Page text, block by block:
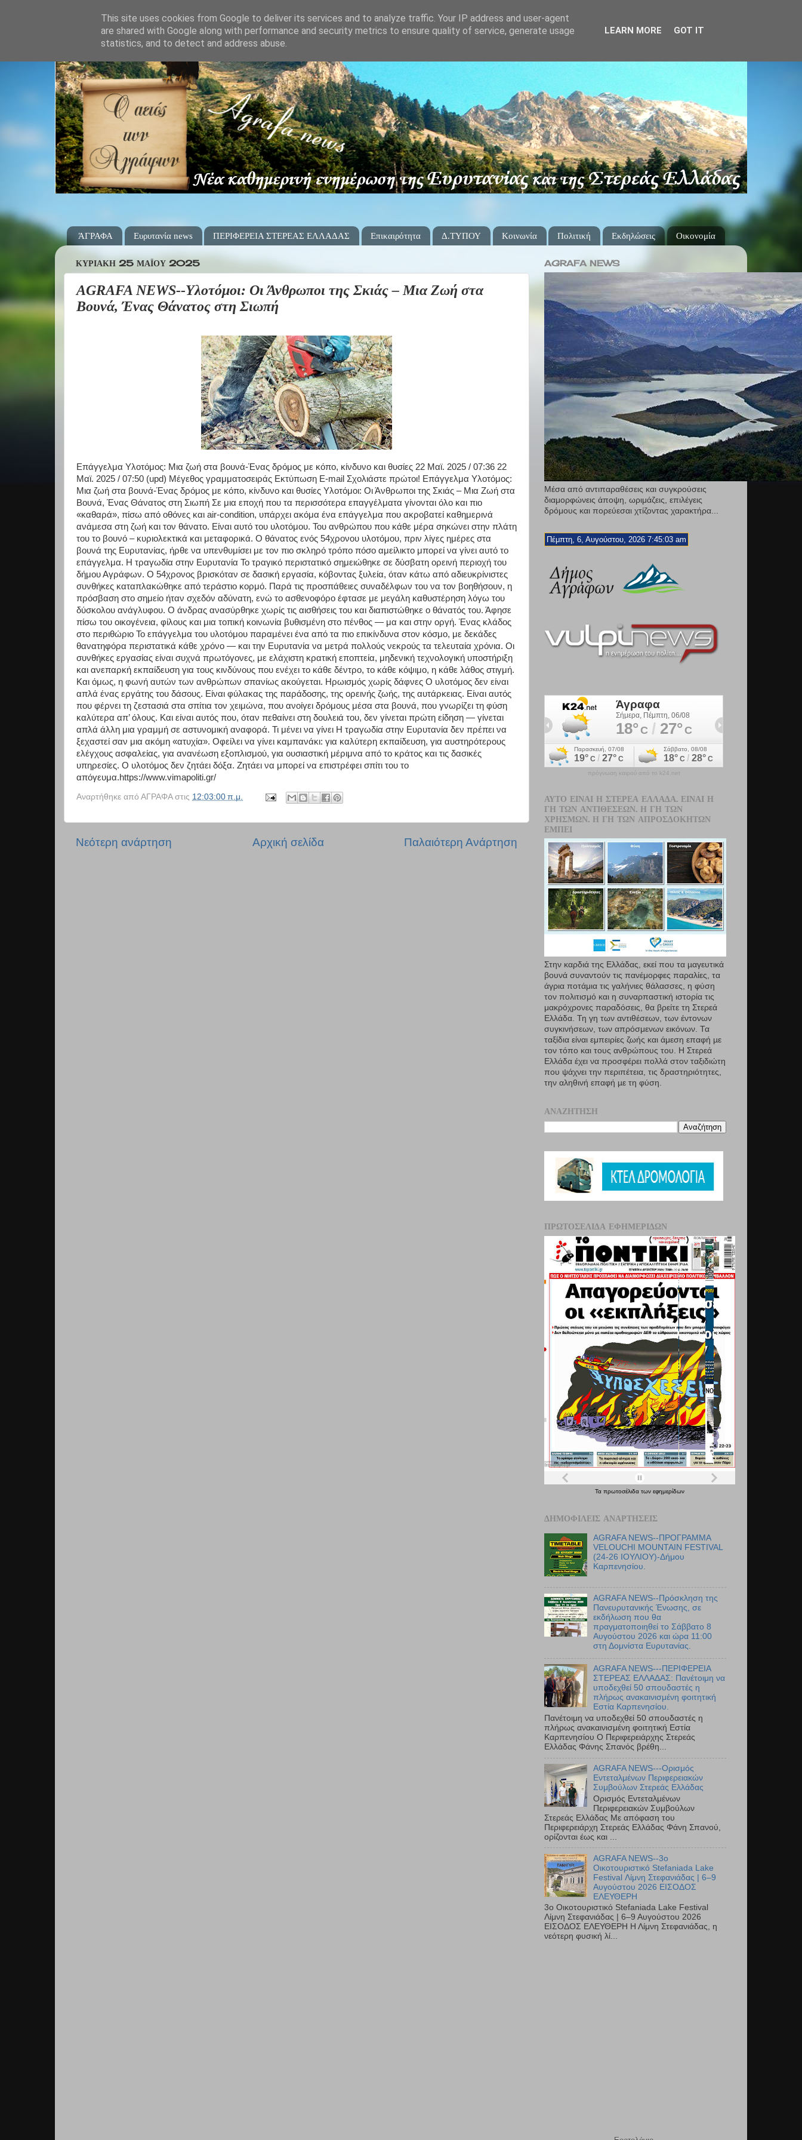
ΆΓΡΑΦΑ Ευρυτανία news ΠΕΡΙΦΕΡΕΙΑ ΣΤΕΡΕΑΣ ΕΛΛΑΔΑΣ Επικαιρότητα Δ.ΤΥΠΟΥ Κοινωνία Πολιτική Εκδηλώσεις Οικονομία
ΚΥΡΙΑΚΉ 25 ΜΑΪ́ΟΥ 2025
AGRAFA NEWS--Υλοτόμοι: Οι Άνθρωποι της Σκιάς – Μια Ζωή στα
Βουνά, Ένας Θάνατος στη Σιωπή
Επάγγελμα Υλοτόμος: Μια ζωή στα βουνά-Ένας δρόμος με κόπο, κίνδυνο και θυσίες 22 Μαϊ. 2025 / 07:36 22
Μαϊ. 2025 / 07:50 (upd) Μέγεθος γραμματοσειράς Εκτύπωση E-mail Σχολιάστε πρώτοι! Επάγγελμα Υλοτόμος:
Μια ζωή στα βουνά-Ένας δρόμος με κόπο, κίνδυνο και θυσίες Υλοτόμοι: Οι Άνθρωποι της Σκιάς – Μια Ζωή στα
Βουνά, Ένας Θάνατος στη Σιωπή Σε μια εποχή που τα περισσότερα επαγγέλματα γίνονται όλο και πιο
«καθαρά», πίσω από οθόνες και air-condition, υπάρχει ακόμα ένα επάγγελμα που ακροβατεί καθημερινά
ανάμεσα στη ζωή και τον θάνατο. Είναι αυτό του υλοτόμου. Του ανθρώπου που κάθε μέρα σηκώνει στην πλάτη
του το βουνό – κυριολεκτικά και μεταφορικά. Ο θάνατος ενός 54χρονου υλοτόμου, πριν λίγες ημέρες στα
βουνά της Ευρυτανίας, ήρθε να υπενθυμίσει με τον πιο σκληρό τρόπο πόσο αμείλικτο μπορεί να γίνει αυτό το
επάγγελμα. Η τραγωδία στην Ευρυτανία Το τραγικό περιστατικό σημειώθηκε σε δύσβατη ορεινή περιοχή του
δήμου Αγράφων. Ο 54χρονος βρισκόταν σε δασική εργασία, κόβοντας ξυλεία, όταν κάτω από αδιευκρίνιστες
συνθήκες καταπλακώθηκε από τεράστιο κορμό. Παρά τις προσπάθειες συναδέλφων του να τον βοηθήσουν, η
πρόσβαση στο σημείο ήταν σχεδόν αδύνατη, ενώ το ασθενοφόρο έφτασε με μεγάλη καθυστέρηση λόγω του
δύσκολου ανάγλυφου. Ο άνδρας ανασύρθηκε χωρίς τις αισθήσεις του και διαπιστώθηκε ο θάνατός του. Άφησε
πίσω του οικογένεια, φίλους και μια τοπική κοινωνία βυθισμένη στο πένθος — μα και στην οργή. Ένας κλάδος
στο περιθώριο Το επάγγελμα του υλοτόμου παραμένει ένα από τα πιο επικίνδυνα στον κόσμο, με δεκάδες
θανατηφόρα περιστατικά κάθε χρόνο — και την Ευρυτανία να μετρά πολλούς νεκρούς τα τελευταία χρόνια. Οι
συνθήκες εργασίας είναι συχνά πρωτόγονες, με ελάχιστη κρατική εποπτεία, μηδενική τεχνολογική υποστήριξη
και ανεπαρκή εκπαίδευση για τους κινδύνους που ενέχει το κάθε δέντρο, το κάθε κόψιμο, η κάθε λάθος στιγμή.
Και όμως, η φωνή αυτών των ανθρώπων σπανίως ακούγεται. Ηρωισμός χωρίς δάφνες Ο υλοτόμος δεν είναι
απλά ένας εργάτης του δάσους. Είναι φύλακας της παράδοσης, της ορεινής ζωής, της αυτάρκειας. Είναι αυτός
που φέρνει τη ζεστασιά στα σπίτια τον χειμώνα, που ανοίγει δρόμους μέσα στα βουνά, που γνωρίζει τη φύση
καλύτερα απ’ όλους. Και είναι αυτός που, όταν πεθαίνει στη δουλειά του, δεν γίνεται πρώτη είδηση — γίνεται
απλά άλλη μια γραμμή σε αστυνομική αναφορά. Τι μένει να γίνει Η τραγωδία στην Ευρυτανία δεν πρέπει να
ξεχαστεί σαν μια ακόμη «ατυχία». Οφείλει να γίνει καμπανάκι: για καλύτερη εκπαίδευση, για αυστηρότερους
ελέγχους ασφαλείας, για ανανέωση εξοπλισμού, για ουσιαστική μέριμνα από το κράτος και τις δασικές
υπηρεσίες. Ο υλοτόμος δεν ζητάει δόξα. Ζητάει να μπορεί να επιστρέφει σπίτι του το
απόγευμα.https://www.vimapoliti.gr/
Αναρτήθηκε από ΑΓΡΑΦΑ στις 12:03:00 π.μ.
Νεότερη ανάρτηση Παλαιότερη Ανάρτηση
Αρχική σελίδα
AGRAFA NEWS
Μέσα από αντιπαραθέσεις και συγκρούσεις
διαμορφώνεις άποψη, ωριμάζεις, επιλέγεις
δρόμους και πορεύεσαι χτίζοντας χαρακτήρα...
Πέμπτη, 6, Αυγούστου, 2026 7:45:05 am
πρόγνωση καιρού από το k24.net
ΑΥΤΌ ΕΊΝΑΙ Η ΣΤΕΡΕΆ ΕΛΛΆΔΑ. ΕΊΝΑΙ Η
ΓΗ ΤΩΝ ΑΝΤΙΘΈΣΕΩΝ. Η ΓΗ ΤΩΝ
ΧΡΗΣΜΏΝ. Η ΓΗ ΤΩΝ ΑΠΡΟΣΔΌΚΗΤΩΝ
ΕΜΠΕΙ
Στην καρδιά της Ελλάδας, εκεί που τα µαγευτικά
βουνά συναντούν τις πανέμορφες παραλίες, τα
άγρια ποτάμια τις γαλήνιες θάλασσες, η φύση
τον πολιτισμό και η συναρπαστική ιστορία τις
μακρόχρονες παραδόσεις, θα βρείτε τη Στερεά
Ελλάδα. Τη γη των αντιθέσεων, των έντονων
συγκινήσεων, των απρόσμενων εικόνων. Τα
ταξίδια είναι εμπειρίες ζωής και άμεση επαφή µε
τον τόπο και τους ανθρώπους του. Η Στερεά
Ελλάδα έχει να προσφέρει πολλά στον ταξιδιώτη
που ψάχνει την περιπέτεια, τις δραστηριότητες,
την αληθινή επαφή µε τη φύση.
ΑΝΑΖΉΤΗΣΗ
ΠΡΩΤΟΣΈΛΙΔΑ ΕΦΗΜΕΡΊΔΩΝ
Τα πρωτοσέλιδα των εφημερίδων
ΔΗΜΟΦΙΛΕΊΣ ΑΝΑΡΤΉΣΕΙΣ
AGRAFA NEWS--ΠΡΟΓΡΑΜΜΑ
VELOUCHI MOUNTAIN FESTIVAL
(24-26 ΙΟΥΛΙΟΥ)-Δήμου
Καρπενησίου.
AGRAFA NEWS--Πρόσκληση της
Πανευρυτανικής Ένωσης, σε
εκδήλωση που θα
πραγματοποιηθεί το Σάββατο 8
Αυγούστου 2026 και ώρα 11:00
στη Δομνίστα Ευρυτανίας.
AGRAFA NEWS---ΠΕΡΙΦΕΡΕΙΑ
ΣΤΕΡΕΑΣ ΕΛΛΑΔΑΣ: Πανέτοιμη να
υποδεχθεί 50 σπουδαστές η
πλήρως ανακαινισμένη φοιτητική
Εστία Καρπενησίου.
Πανέτοιμη να υποδεχθεί 50 σπουδαστές η
πλήρως ανακαινισμένη φοιτητική Εστία
Καρπενησίου Ο Περιφερειάρχης Στερεάς
Ελλάδας Φάνης Σπανός βρέθη...
AGRAFA NEWS---Ορισμός
Εντεταλμένων Περιφερειακών
Συμβούλων Στερεάς Ελλάδας
Ορισμός Εντεταλμένων
Περιφερειακών Συμβούλων
Στερεάς Ελλάδας Με απόφαση του
Περιφερειάρχη Στερεάς Ελλάδας Φάνη Σπανού,
ορίζονται έως και ...
AGRAFA NEWS--3ο
Οικοτουριστικό Stefaniada Lake
Festival Λίμνη Στεφανιάδας | 6–9
Αυγούστου 2026 ΕΙΣΟΔΟΣ
ΕΛΕΥΘΕΡΗ
3ο Οικοτουριστικό Stefaniada Lake Festival
Λίμνη Στεφανιάδας | 6–9 Αυγούστου 2026
ΕΙΣΟΔΟΣ ΕΛΕΥΘΕΡΗ Η Λίμνη Στεφανιάδας, η
νεότερη φυσική λί...
This site uses cookies from Google to deliver its services and to analyze traffic. Your IP address and user-agent
are shared with Google along with performance and security metrics to ensure quality of service, generate usage
statistics, and to detect and address abuse.
LEARN MORE GOT IT